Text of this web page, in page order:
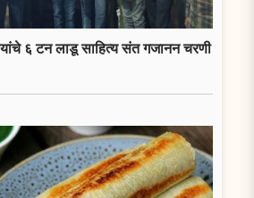
६ टन लाडू साहित्य संत गजानन चरणी